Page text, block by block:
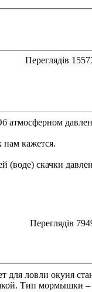
Переглядів
атмосферном
нам кажется.
(воде) скачки
Переглядів
для ловли окуня
Тип мормышки –